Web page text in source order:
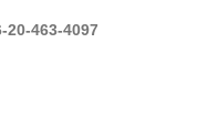
20-463-4097